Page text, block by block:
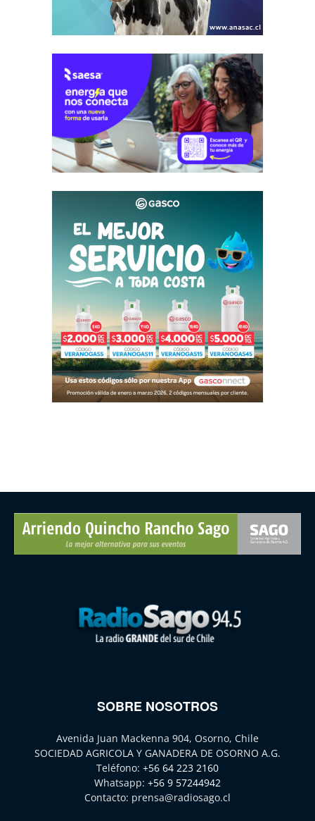
SOBRE NOSOTROS
Avenida Juan Mackenna 904, Osorno, Chile
SOCIEDAD AGRICOLA Y GANADERA DE OSORNO A.G.
Teléfono: +56 64 223 2160
Whatsapp: +56 9 57244942
Contacto: prensa@radiosago.cl